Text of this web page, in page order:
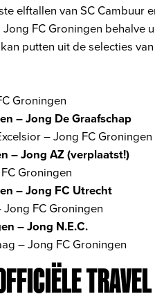
elftallen van SC Cambuur
FC Groningen behalve
putten uit de selecties
Groningen
– Jong De Graafschap
– Jong FC Groningen
– Jong AZ (verplaatst!)
Groningen
– Jong FC Utrecht
FC Groningen
– Jong N.E.C.
– Jong FC Groningen